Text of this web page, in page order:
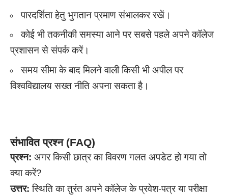
पारदर्शिता हेतु भुगतान प्रमाण संभालकर रखें।
कोई भी तकनीकी समस्या आने पर सबसे पहले अपने कॉलेज
प्रशासन से संपर्क करें।
समय सीमा के बाद मिलने वाली किसी भी अपील पर
विश्वविद्यालय सख्त नीति अपना सकता है।
संभावित प्रश्न (FAQ)
प्रश्न: अगर किसी छात्र का विवरण गलत अपडेट हो गया तो
क्या करें?
उत्तर: स्थिति का तुरंत अपने कॉलेज के प्रवेश-पत्र या परीक्षा